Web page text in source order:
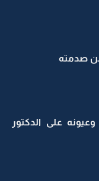
صدمته
على الدكتور